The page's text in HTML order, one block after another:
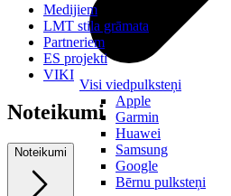
Visi viedpulksteņi
Apple
Garmin
Huawei
Samsung
Google
Bērnu pulksteņi
Medijiem
LMT stila grāmata
Partneriem
ES projekti
VIKI
Noteikumi
Noteikumi